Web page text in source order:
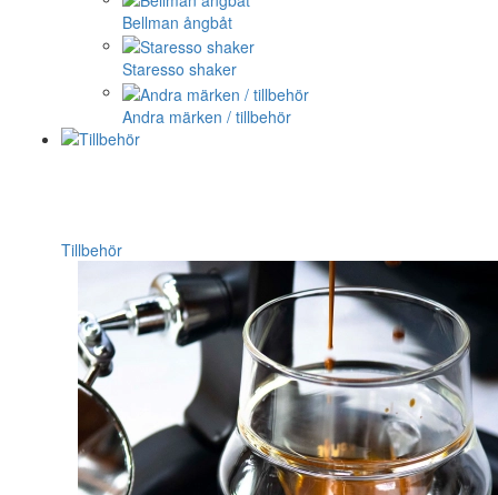
Bellman ångbåt
Staresso shaker
Andra märken / tillbehör
Tillbehör